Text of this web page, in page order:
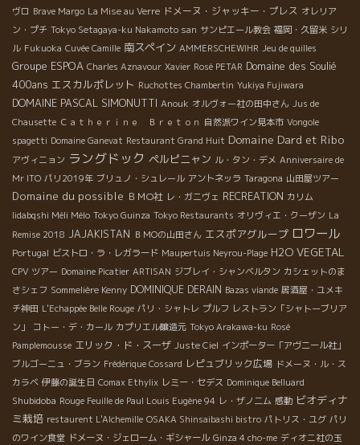
ヴロ Brave Margo La Mise au Verre ドメーヌ・ジャッキー・プレス オレリア
ン・プチ Tokyo Setagaya-ku Nakamoto san サンピエール教会 福岡・久留米 シリ
ル Fukuoka Cuvée Camille 南スペイン AMMERSCHEWIHR Jeu de quilles
Groupe ESPOA Charles Aznavour Xavier Rosé PETAR Domaine des Soulié
400ans エスカルポレット Ruchottes Chambertin Yukiya Fujiwara
DOMAINE PASCAL SIMONUTTI Anouk オルヴォー社の田中さん Jus de
Chausette Ｃａｔｈｅｒｉｎｅ Ｂｒｅｔｏｎ 自然派ワイン見本市 Vongole
spagetti Domaine Ganevat Restaurant Grand Huit Domaine Dard et Ribo
アヴィニョン ラングドック ペルピニャン ル・タン・デメ Anniversaire de
Mr ITO パリ2019年 ブリュノ・シュレール アントネッラ Taragona 山田屋ツアー
Domaine du possible ＢＭО社 レ・ガニヴェ RECREATION カリム
Iidabqshi Méli Mélo Tokyo Guinza Tokyo Restaurants オリヴィエ・クーザン La
Remise 2018 JAJAKISTAN ＢＭОの山田さん エスポアグループ ロワール
Portugal ビストロ・ラ・レガラード Maupertuis Neyrou-Plage H2O VEGETAL
CPV ツアー Domaine Picatier ARTISAN ジブレイ・シャンベルタン カシェットのま
さシェフ Sommelière Kenny DOMINIQUE DERAIN Bazas viande 居酒屋・ユメキ
チ神田 L'Echappée Belle Rouge パリ・シャトレ プルフ レストラン「シャトーブリア
ン」
コトー・デ・カール カプリエル醸造元 Tokyo Arakawa-ku Rosé
Pamplemousse エリック・ド・スーザ Juste Ciel インポーター「アヴニール社」
ブルゴーニュ・ブラン Frédérique Cossard レピュブリック広場 ドメーヌ・ル・ス
カラベ 伊藤の誕生日 Comax Ethylix レミー・セデス Dominique Belluard
Shubidoba Rouge Feuille de Paul Louis Eugène 94 レ・ザノ二ム 感動 ビオディナ
ミ栽培 restaurent L'Alchemille OSAKA Shinsaibashi bistro パトリス・ユグ パリ
のワイン食堂 ドメーヌ・ジェローム・ギシャール Ginza 4 cho-me ディオニ社の玉